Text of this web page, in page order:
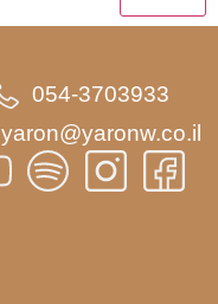
054-3703933
yaron@yaronw.co.il